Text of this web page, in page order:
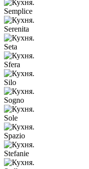
Semplice
Serenita
Seta
Sfera
Silo
Sogno
Sole
Spazio
Stefanie